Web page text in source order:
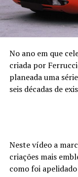
No ano em que
criada por
planeada uma
seis décadas de
Neste vídeo a
criações mais
como foi